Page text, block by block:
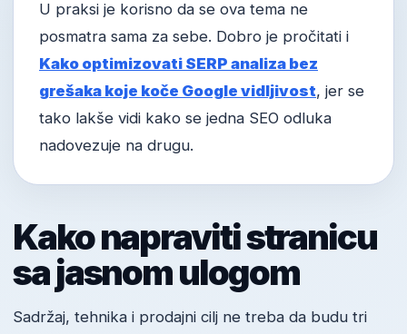
U praksi je korisno da se ova tema ne
posmatra sama za sebe. Dobro je pročitati i
Kako optimizovati SERP analiza bez
grešaka koje koče Google vidljivost, jer se
tako lakše vidi kako se jedna SEO odluka
nadovezuje na drugu.
Kako napraviti stranicu
sa jasnom ulogom
Sadržaj, tehnika i prodajni cilj ne treba da budu tri